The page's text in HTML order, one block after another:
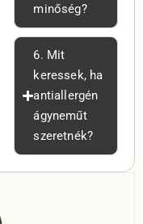
minőség?
6. Mit
keressek, ha
antiallergén
ágyneműt
szeretnék?